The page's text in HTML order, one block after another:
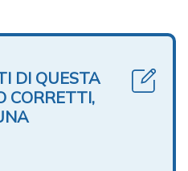
DI QUESTA
CORRETTI,